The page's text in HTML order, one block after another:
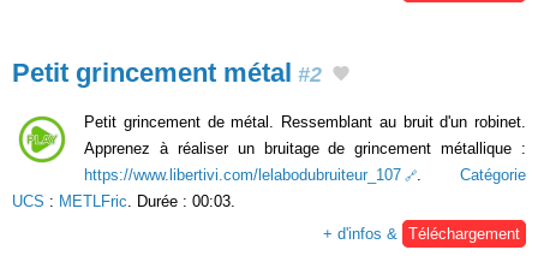
Petit grincement métal #2
Petit grincement de métal. Ressemblant au bruit d'un robinet.
Apprenez à réaliser un bruitage de grincement métallique :
https://www.libertivi.com/lelabodubruiteur_107
. Catégorie
UCS : METLFric. Durée : 00:03.
+ d'infos & Téléchargement